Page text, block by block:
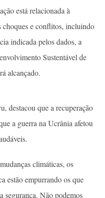
está relacionada à
choques e conflitos, incluindo
indicada pelos dados, a
Sustentável de
alcançado.
destacou que a recuperação
a guerra na Ucrânia afetou
climáticas, os
estão empurrando os que
segurança. Não podemos